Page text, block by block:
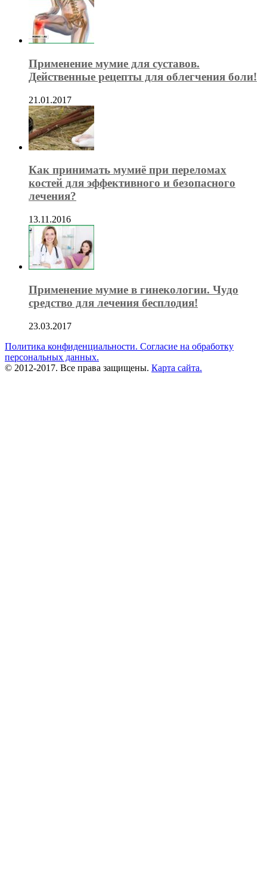
Применение мумие для суставов.
Действенные рецепты для облегчения боли!
21.01.2017
Как принимать мумиё при переломах
костей для эффективного и безопасного
лечения?
13.11.2016
Применение мумие в гинекологии. Чудо
средство для лечения бесплодия!
23.03.2017
Политика конфиденциальности. Согласие на обработку
персональных данных.
© 2012-2017. Все права защищены. Карта сайта.